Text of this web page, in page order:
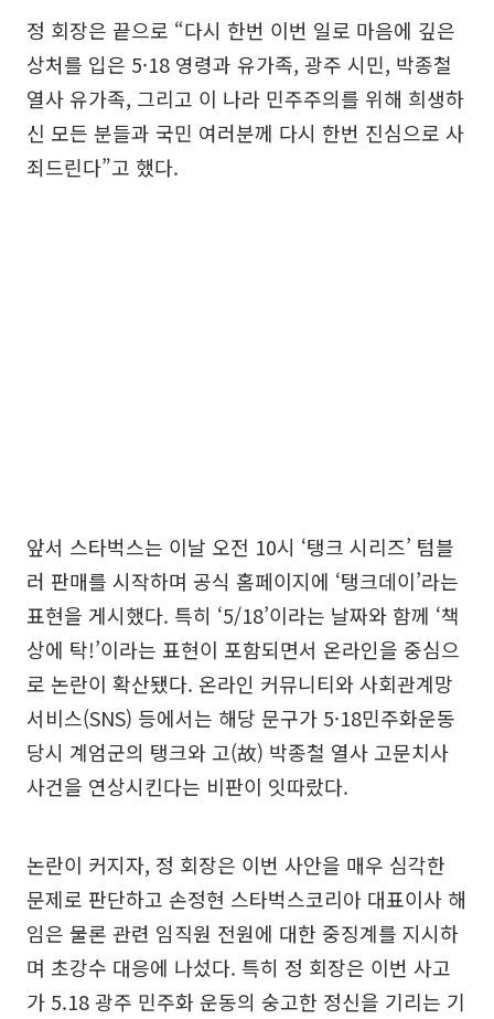
정 회장은 끝으로 “다시 한번 이번 일로 마음에 깊은
상처를 입은 5·18 영령과 유가족, 광주 시민, 박종철
열사 유가족, 그리고 이 나라 민주주의를 위해 희생하
신 모든 분들과 국민 여러분께 다시 한번 진심으로 사
죄드린다”고 했다.
앞서 스타벅스는 이날 오전 10시 ‘탱크 시리즈’ 텀블
러 판매를 시작하며 공식 홈페이지에 ‘탱크데이’라는
표현을 게시했다. 특히 ‘5/18’이라는 날짜와 함께 ‘책
상에 탁!’이라는 표현이 포함되면서 온라인을 중심으
로 논란이 확산됐다. 온라인 커뮤니티와 사회관계망
서비스(SNS) 등에서는 해당 문구가 5·18민주화운동
당시 계엄군의 탱크와 고(故) 박종철 열사 고문치사
사건을 연상시킨다는 비판이 잇따랐다.
논란이 커지자, 정 회장은 이번 사안을 매우 심각한
문제로 판단하고 손정현 스타벅스코리아 대표이사 해
임은 물론 관련 임직원 전원에 대한 중징계를 지시하
며 초강수 대응에 나섰다. 특히 정 회장은 이번 사고
가 5.18 광주 민주화 운동의 숭고한 정신을 기리는 기